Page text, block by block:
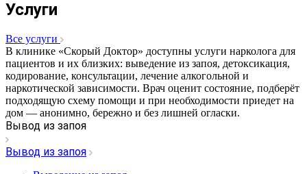
Услуги
Все услуги
В клинике «Скорый Доктор» доступны услуги нарколога для
пациентов и их близких: выведение из запоя, детоксикация,
кодирование, консультации, лечение алкогольной и
наркотической зависимости. Врач оценит состояние, подберёт
подходящую схему помощи и при необходимости приедет на
дом — анонимно, бережно и без лишней огласки.
Вывод из запоя
Вывод из запоя